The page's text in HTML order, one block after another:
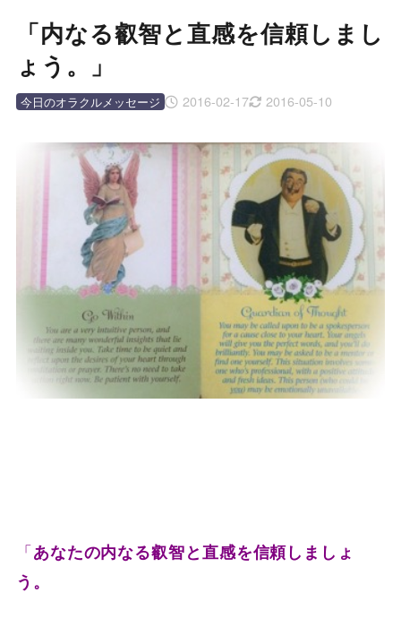
「内なる叡智と直感を信頼しまし
ょう。」
2016-02-17 2016-05-10
今日のオラクルメッセージ
「あなたの内なる叡智と直感を信頼しましょ
う。